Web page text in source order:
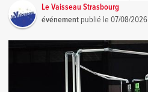
Le Vaisseau Strasbourg
événement publié le07/08/2026